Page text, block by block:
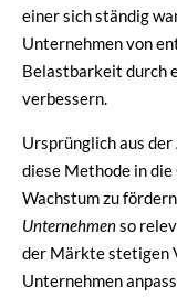
einer sich ständig
Unternehmen von
Belastbarkeit durch
verbessern.
Ursprünglich aus
diese Methode in
Wachstum zu
Unternehmenso
der Märkte stetigen
Unternehmen